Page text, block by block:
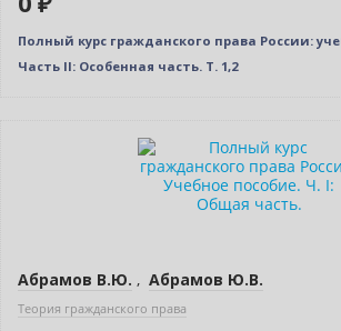
Полный курс гражданского права России:
Часть II: Особенная часть. Т. 1,2
Абрамов В.Ю. , Абрамов Ю.В.
Теория гражданского права